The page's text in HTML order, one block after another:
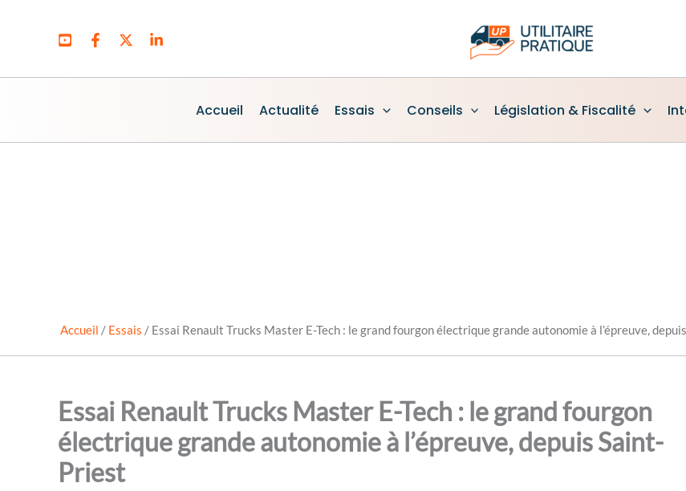
Accueil Actualité Essais Conseils Législation & Fiscalité
Accueil / Essais / Essai Renault Trucks Master E-Tech : le grand fourgon électrique grande autonomie à l’épreuve,
Essai Renault Trucks Master E-Tech : le grand fourgon
électrique grande autonomie à l’épreuve, depuis Saint-
Priest